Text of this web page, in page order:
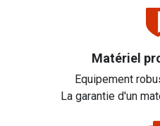
Matériel
Equipement
La garantie d'un